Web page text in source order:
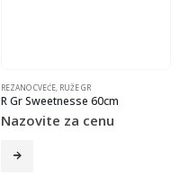
REZANO CVEĆE, RUŽE GR
R Gr Sweetnesse 60cm
Nazovite za cenu